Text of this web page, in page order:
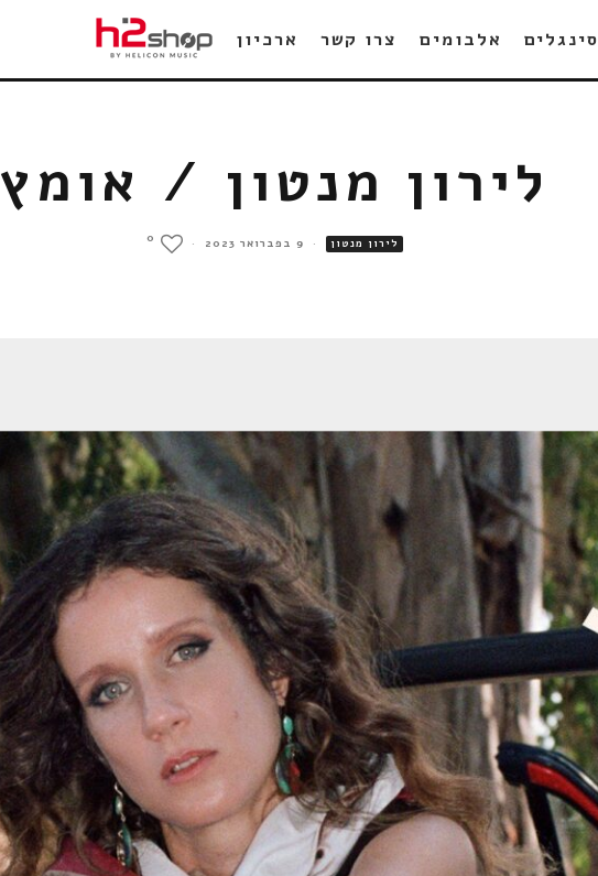
סינגלים אלבומים צרו קשר ארכיון
לירון מנטון / אומץ
לירון מנטון · 9 בפברואר 2023 ·
0